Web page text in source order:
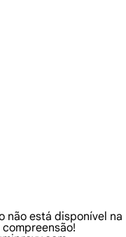
não está disponível na